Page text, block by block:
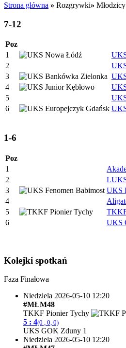
Strona główna » Rozgrywki»
7-12
Poz
1
2
3
4
5
6
1-6
Poz
1
2
3
UKS
4
5
6
UKS
Kolejki spotkań
Faza Finałowa
Niedziela 2026-05-10 12:20
#MŁM48
TKKF Pionier Tychy
5 : 4(0 , 0, 0)
UKS GOK Zduny 1
Niedziela 2026-05-10 12:20